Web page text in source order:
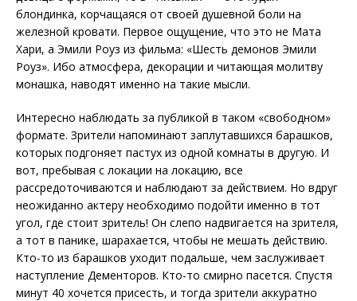
блондинка, корчащаяся от своей душевной боли на
железной кровати. Первое ощущение, что это не Мата
Хари, а Эмили Роуз из фильма: «Шесть демонов Эмили
Роуз». Ибо атмосфера, декорации и читающая молитву
монашка, наводят именно на такие мысли.
Интересно наблюдать за публикой в таком «свободном»
формате. Зрители напоминают заплутавшихся барашков,
которых подгоняет пастух из одной комнаты в другую. И
вот, пребывая с локации на локацию, все
рассредоточиваются и наблюдают за действием. Но вдруг
неожиданно актеру необходимо подойти именно в тот
угол, где стоит зритель! Он слепо надвигается на зрителя,
а тот в панике, шарахается, чтобы не мешать действию.
Кто-то из барашков уходит подальше, чем заслуживает
наступление Дементоров. Кто-то смирно пасется. Спустя
минут 40 хочется присесть, и тогда зрители аккуратно